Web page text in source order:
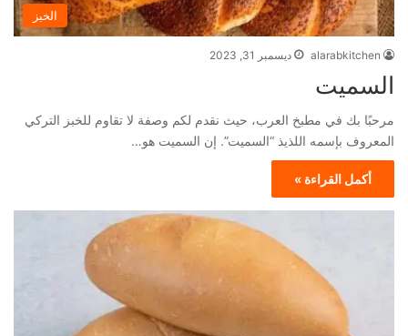
الخبز
alarabkitchen ديسمبر 31, 2023
السميت
مرحبًا بك في مطبخ العرب، حيث نقدم لكم وصفة لا تقاوم للخبز التركي
المعروف بإسمه اللذيذ “السميت”. إن السميت هو…
أكمل القراءة »